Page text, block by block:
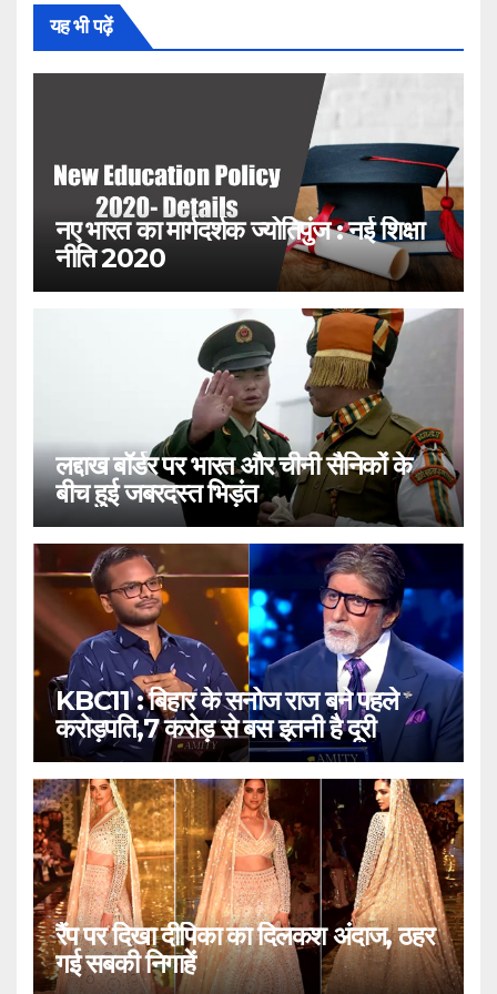
यह भी पढ़ें
नए भारत का मार्गदर्शक ज्योतिपुंज : नई शिक्षा
नीति 2020
लद्दाख बॉर्डर पर भारत और चीनी सैनिकों के
बीच हुई जबरदस्त भिड़ंत
KBC11 : बिहार के सनोज राज बने पहले
करोड़पति,7 करोड़ से बस इतनी है दूरी
रैंप पर दिखा दीपिका का दिलकश अंदाज, ठहर
गई सबकी निगाहें